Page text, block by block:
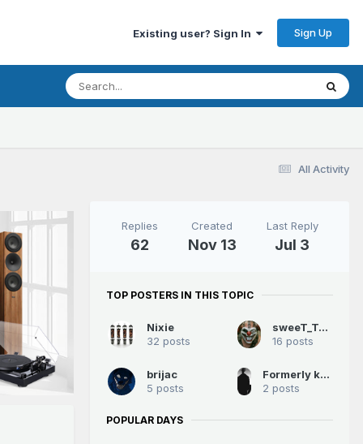
Existing user? Sign In Sign Up
All Activity
Replies
62
Created
Nov 13
Last Reply
Jul 3
TOP POSTERS IN THIS TOPIC
Nixie
32 posts
sweeT_Tooth
16 posts
brijac
5 posts
Formerly known as Woland
2 posts
POPULAR DAYS